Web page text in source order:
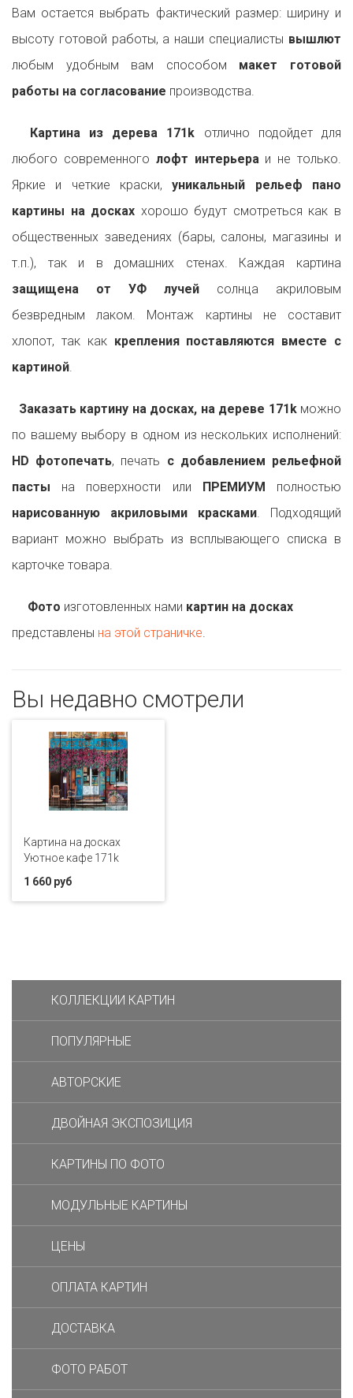
Вам остается выбрать фактический размер: ширину и
высоту готовой работы, а наши специалисты вышлют
любым удобным вам способом макет готовой
работы на согласование производства.
Картина из дерева 171k отлично подойдет для
любого современного лофт интерьераи не только.
Яркие и четкие краски,уникальный рельеф пано
картины на досках хорошо будут смотреться как в
общественных заведениях (бары, салоны, магазины и
т.п.), так и в домашних стенах. Каждая картина
защищена от УФ лучей солнца акриловым
безвредным лаком. Монтаж картины не составит
хлопот, так как крепления поставляются вместе с
картиной.
Заказать картину на досках, на дереве 171kможно
по вашему выбору в одном из нескольких исполнений:
HD фотопечать, печать с добавлением рельефной
пасты на поверхности или ПРЕМИУМ
полностью
нарисованную акриловыми красками. Подходящий
вариант можно выбрать из всплывающего списка в
карточке товара.
Фото изготовленных нами картин на досках
представлены на этой страничке.
Вы недавно смотрели
Картина на досках
Уютное кафе 171k
1 660 руб
КОЛЛЕКЦИИ КАРТИН
ПОПУЛЯРНЫЕ
АВТОРСКИЕ
ДВОЙНАЯ ЭКСПОЗИЦИЯ
КАРТИНЫ ПО ФОТО
МОДУЛЬНЫЕ КАРТИНЫ
ЦЕНЫ
ОПЛАТА КАРТИН
ДОСТАВКА
ФОТО РАБОТ